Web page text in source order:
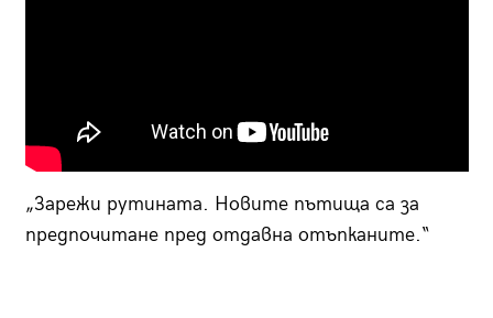
„Зарежи рутината. Новите пътища са за
предпочитане пред отдавна отъпканите.“